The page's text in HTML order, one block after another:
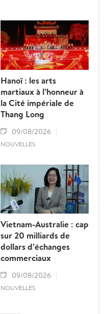
Hanoï : les arts
martiaux à l’honneur à
la Cité impériale de
Thang Long
09/08/2026
NOUVELLES
Vietnam-Australie : cap
sur 20 milliards de
dollars d’échanges
commerciaux
09/08/2026
NOUVELLES